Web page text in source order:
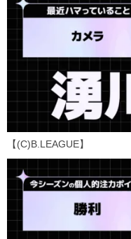
【(C)B.LEAGUE】